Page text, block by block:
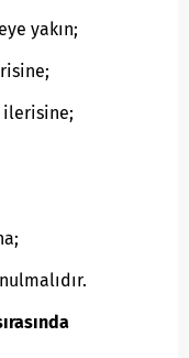
yakın;
ilerisine;